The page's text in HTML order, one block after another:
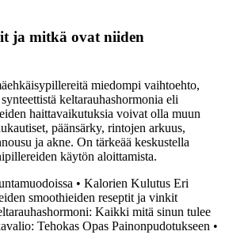
ja mitkä ovat niiden
miedompi vaihtoehto,
keltarauhashormonia eli
haittavaikutuksia voivat olla muun
päänsärky, rintojen arkuus,
ja akne. On tärkeää keskustella
käytön aloittamista.
• Kalorien Kulutus Eri
smoothieiden reseptit ja vinkit
Kaikki mitä sinun tulee
Tehokas Opas Painonpudotukseen •